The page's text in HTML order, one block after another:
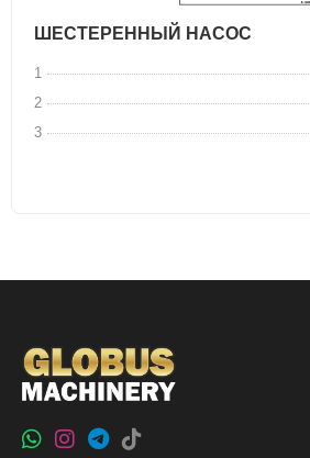
ШЕСТЕРЕННЫЙ НАСОС
1
2
3